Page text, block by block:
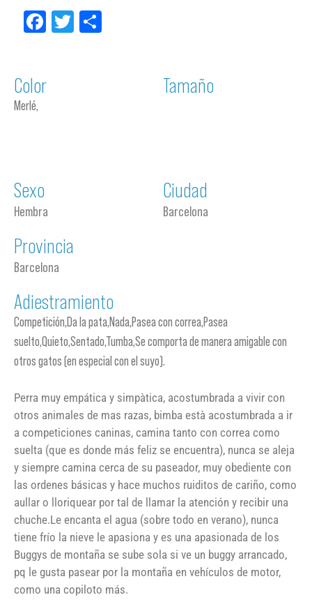
Facebook
Twitter
Color
Merlé,
Tamaño
Sexo
Hembra
Ciudad
Barcelona
Provincia
Barcelona
Adiestramiento
Competición,Da la pata,Nada,Pasea con correa,Pasea
suelto,Quieto,Sentado,Tumba,Se comporta de manera amigable con
otros gatos (en especial con el suyo).
Perra muy empática y simpàtica, acostumbrada a vivir con
otros animales de mas razas, bimba està acostumbrada a ir
a competiciones caninas, camina tanto con correa como
suelta (que es donde más feliz se encuentra), nunca se aleja
y siempre camina cerca de su paseador, muy obediente con
las ordenes básicas y hace muchos ruiditos de cariño, como
aullar o lloriquear por tal de llamar la atención y recibir una
chuche.Le encanta el agua (sobre todo en verano), nunca
tiene frío la nieve le apasiona y es una apasionada de los
Buggys de montaña se sube sola si ve un buggy arrancado,
pq le gusta pasear por la montaña en vehículos de motor,
como una copiloto más.